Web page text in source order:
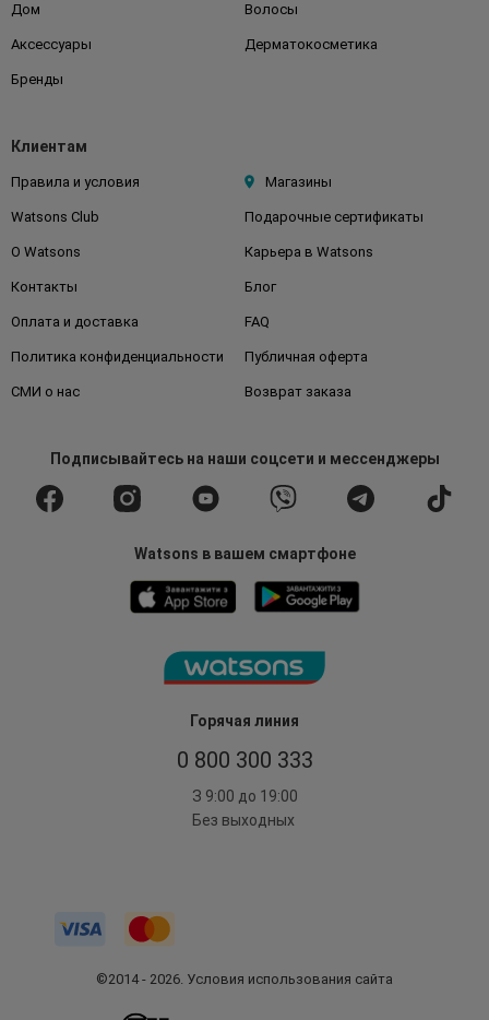
Горячая линия
0 800 300 333
З 9:00 до 19:00
Без выходных
Дом Волосы
Аксессуары Дерматокосметика
Бренды
Клиентам
Правила и условия Магазины
Watsons Club Подарочные сертификаты
О Watsons Карьера в Watsons
Контакты Блог
Оплата и доставка FAQ
Политика конфиденциальности Публичная оферта
СМИ о нас Возврат заказа
Подписывайтесьна наши соцсети и мессенджеры
Watsons в вашем смартфоне
©2014 - 2026. Условия использования сайта